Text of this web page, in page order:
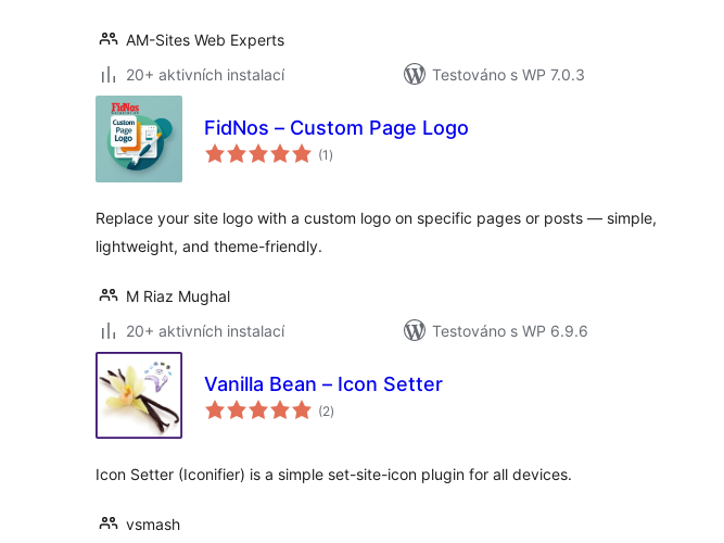
AM-Sites Web Experts
20+ aktivních instalací
Testováno s WP 7.0.3
FidNos – Custom Page Logo
(1 celkové
hodnocení
)
Replace your site logo with a custom logo on specific pages or posts — simple,
lightweight, and theme-friendly.
M Riaz Mughal
20+ aktivních instalací
Testováno s WP 6.9.6
Vanilla Bean – Icon Setter
(2celkové
hodnocení
)
Icon Setter (Iconifier) is a simple set-site-icon plugin for all devices.
vsmash